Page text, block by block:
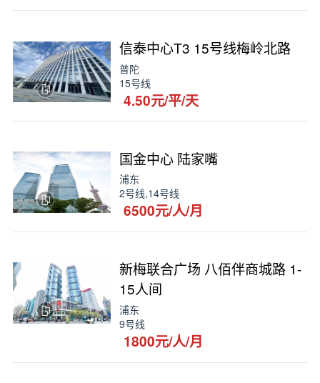
信泰中心T3 15号线梅岭北路
普陀
15号线
4.50元/平/天
国金中心 陆家嘴
浦东
2号线,14号线
6500元/人/月
新梅联合广场 八佰伴商城路 1-
15人间
浦东
9号线
1800元/人/月